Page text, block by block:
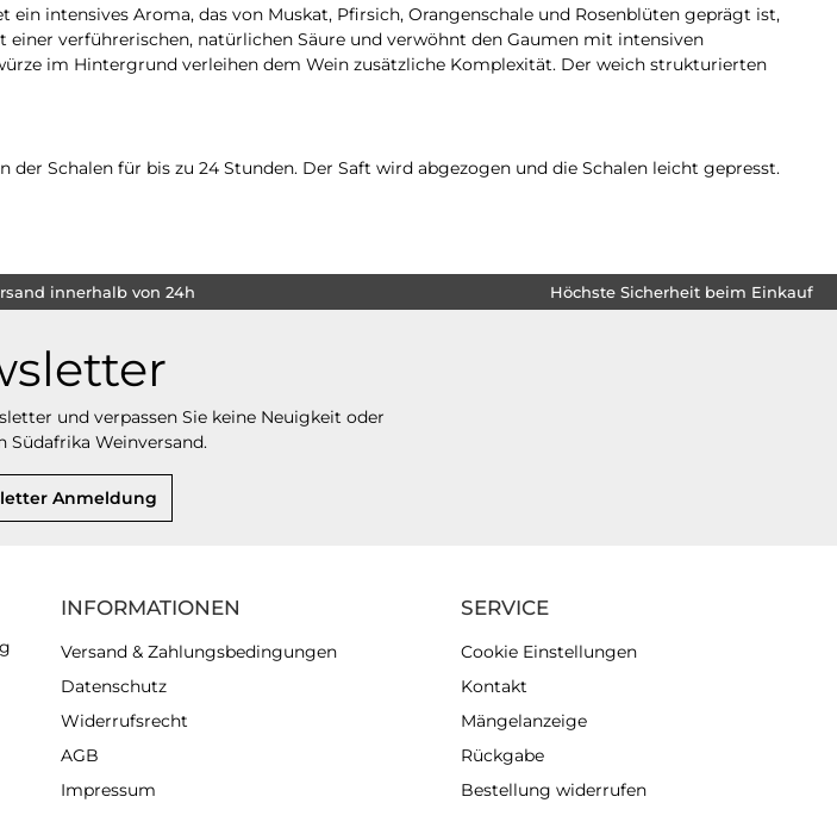
intensives Aroma, das von Muskat, Pfirsich, Orangenschale und Rosenblüten geprägt ist,
verführerischen, natürlichen Säure und verwöhnt den Gaumen mit intensiven
im Hintergrund verleihen dem Wein zusätzliche Komplexität. Der weich strukturierten
Schalen für bis zu 24 Stunden. Der Saft wird abgezogen und die Schalen leicht gepresst.
innerhalb von 24h Höchste Sicherheit beim Einkauf
und verpassen Sie keine Neuigkeit oder
Südafrika Weinversand.
Anmeldung
INFORMATIONEN
Versand & Zahlungsbedingungen
Datenschutz
Widerrufsrecht
AGB
Impressum
SERVICE
Cookie Einstellungen
Kontakt
Mängelanzeige
Rückgabe
Bestellung widerrufen